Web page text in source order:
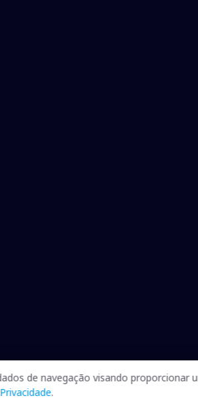
de navegação visando
.